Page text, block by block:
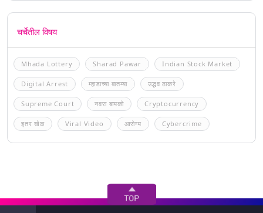
चर्चेतील विषय
Mhada Lottery Sharad Pawar Indian Stock Market
Digital Arrest म्हाडाच्या बातम्या उद्धव ठाकरे
Supreme Court नवरा बायको Cryptocurrency
इतर खेळ Viral Video आरोग्य Cybercrime